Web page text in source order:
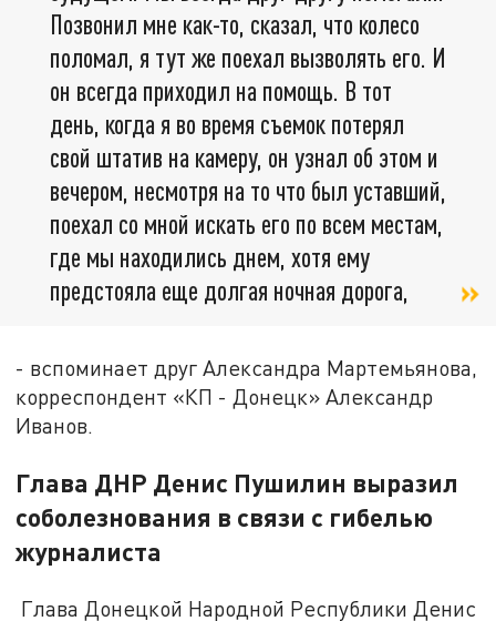
Позвонил мне как-то, сказал, что колесо
поломал, я тут же поехал вызволять его. И
он всегда приходил на помощь. В тот
день, когда я во время съемок потерял
свой штатив на камеру, он узнал об этом и
вечером, несмотря на то что был уставший,
поехал со мной искать его по всем местам,
где мы находились днем, хотя ему
предстояла еще долгая ночная дорога,
- вспоминает друг Александра Мартемьянова,
корреспондент «КП - Донецк» Александр
Иванов.
Глава ДНР Денис Пушилин выразил
соболезнования в связи с гибелью
журналиста
Глава Донецкой Народной Республики Денис